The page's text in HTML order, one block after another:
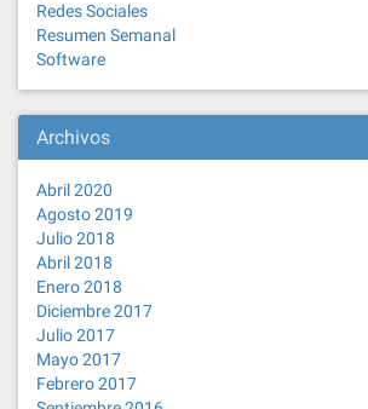
Redes Sociales
Resumen Semanal
Software
Archivos
Abril 2020
Agosto 2019
Julio 2018
Abril 2018
Enero 2018
Diciembre 2017
Julio 2017
Mayo 2017
Febrero 2017